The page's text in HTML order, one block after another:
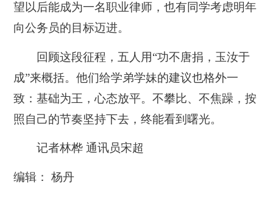
望以后能成为一名职业律师，也有同学考虑明年
向公务员的目标迈进。
回顾这段征程，五人用“功不唐捐，玉汝于
成”来概括。他们给学弟学妹的建议也格外一
致：基础为王，心态放平。不攀比、不焦躁，按
照自己的节奏坚持下去，终能看到曙光。
记者林桦 通讯员宋超
编辑： 杨丹